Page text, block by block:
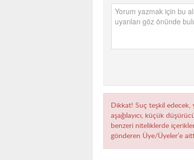
Dikkat! Suç teşkil edecek,
aşağılayıcı, küçük
benzeri niteliklerde
gönderen Üye/Üyeler’e